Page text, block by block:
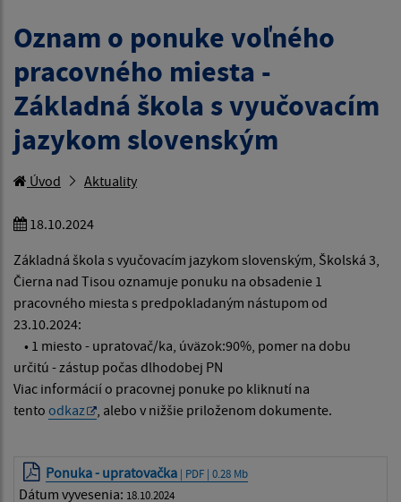
Oznam o ponuke voľného
pracovného miesta -
Základná škola s vyučovacím
jazykom slovenským
Úvod Aktuality
18.10.2024
Základná škola s vyučovacím jazykom slovenským, Školská 3,
Čierna nad Tisou oznamuje ponuku na obsadenie 1
pracovného miesta s predpokladaným nástupom od
23.10.2024:
• 1 miesto - upratovač/ka, úväzok:90%, pomer na dobu
určitú - zástup počas dlhodobej PN
Viac informácií o pracovnej ponuke po kliknutí na
tento odkaz , alebo v nižšie priloženom dokumente.
Ponuka - upratovačka | PDF | 0.28 Mb
Dátum vyvesenia: 18.10.2024